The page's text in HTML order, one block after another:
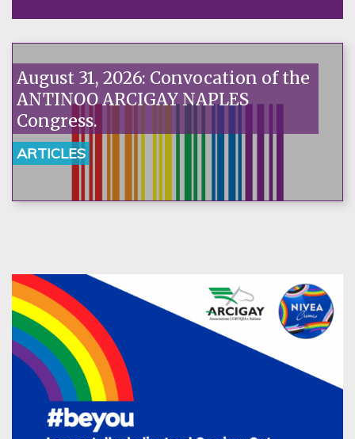
August 31, 2026: Convocation of the
ANTINOO ARCIGAY NAPLES
Congress.
ARTICLES